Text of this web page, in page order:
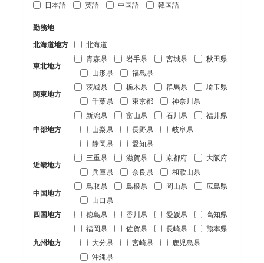
日本語
英語 中国語 韓国語
勤務地
北海道地方
北海道
東北地方
青森県 岩手県 宮城県
秋田県
山形県
福島県
関東地方
茨城県 栃木県 群馬県
埼玉県
千葉県
東京都 神奈川県
中部地方
新潟県 富山県 石川県
福井県
山梨県
長野県
岐阜県
静岡県
愛知県
近畿地方
三重県 滋賀県 京都府
大阪府
兵庫県
奈良県 和歌山県
中国地方
鳥取県 島根県 岡山県
広島県
山口県
四国地方
徳島県 香川県 愛媛県 高知県
九州地方
福岡県 佐賀県 長崎県
熊本県
大分県
宮崎県
鹿児島県
沖縄県